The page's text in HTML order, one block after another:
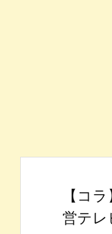
【コ
営テレ